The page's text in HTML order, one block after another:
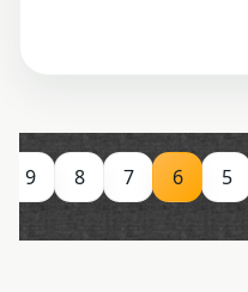
5
6
7
8
9